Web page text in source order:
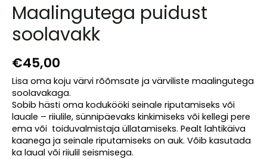
Maalingutega puidust
soolavakk
€45,00
Lisa oma koju värvi rõõmsate ja värviliste maalingutega
soolavakaga.
Sobib hästi oma kodukööki seinale riputamiseks või
lauale – riiulile, sünnipäevaks kinkimiseks või kellegi pere
ema või toiduvalmistaja üllatamiseks. Pealt lahtikäiva
kaanega ja seinale riputamiseks on auk. Võib kasutada
ka laual või riiulil seismisega.